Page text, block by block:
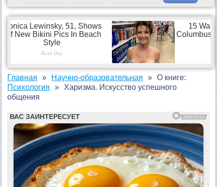
Главная
Научно-образовательная
Психология
О книге:
Харизма. Искусство успешного
общения